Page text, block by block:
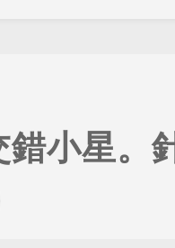
錯小星。